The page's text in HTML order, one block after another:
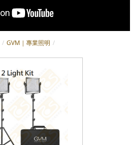
GVM｜專業照明